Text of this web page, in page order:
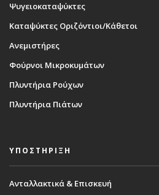
Ψυγειοκαταψύκτες
Καταψύκτες Οριζόντιοι/Κάθετοι
Ανεμιστήρες
Φούρνοι Μικροκυμάτων
Πλυντήρια Ρούχων
Πλυντήρια Πιάτων
ΥΠΟΣΤΗΡΙΞΗ
Ανταλλακτικά & Επισκευή